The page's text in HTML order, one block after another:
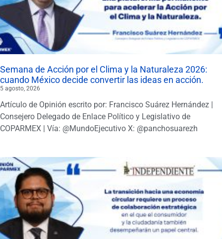
Semana de Acción por el Clima y la Naturaleza 2026:
cuando México decide convertir las ideas en acción.
5 agosto, 2026
Artículo de Opinión escrito por: Francisco Suárez Hernández |
Consejero Delegado de Enlace Político y Legislativo de
COPARMEX | Vía: @MundoEjecutivo X: @panchosuarezh